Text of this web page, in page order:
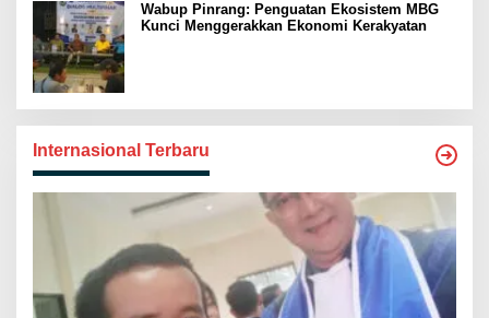
Wabup Pinrang: Penguatan Ekosistem MBG
Kunci Menggerakkan Ekonomi Kerakyatan
Internasional Terbaru